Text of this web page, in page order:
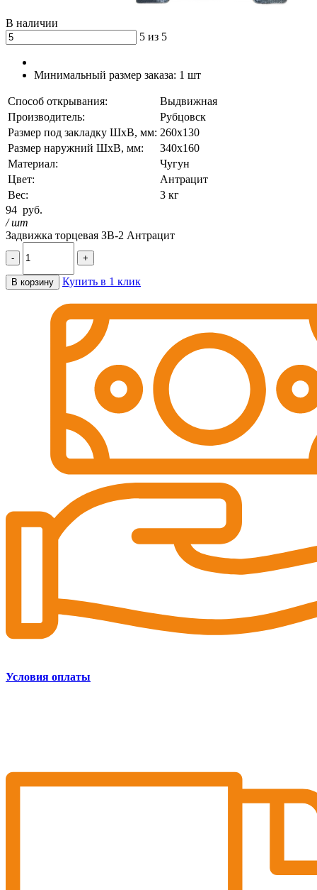
В наличии
5 из 5
Минимальный размер заказа: 1 шт
Способ открывания:
Выдвижная
Производитель:
Рубцовск
Размер под закладку ШхВ, мм: 260х130
Размер наружний ШхВ, мм:
340х160
Материал:
Чугун
Цвет:
Антрацит
Вес:
3 кг
94 руб.
/ шт
Задвижка торцевая ЗВ-2 Антрацит
- +
В корзину Купить в 1 клик
Условия оплаты